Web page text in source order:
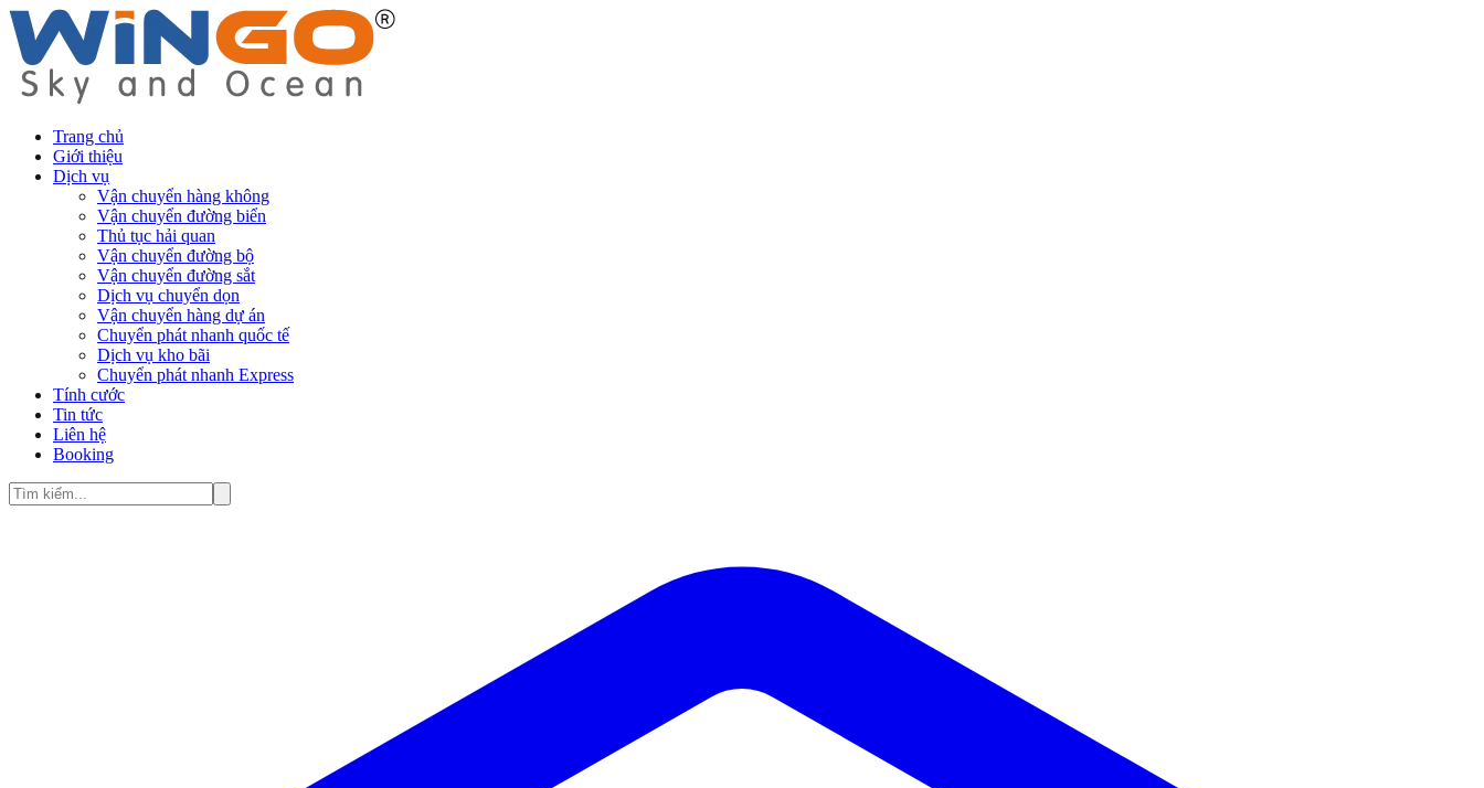
Trang chủ
Giới thiệu
Dịch vụ
Vận chuyển hàng không
Vận chuyển đường biển
Thủ tục hải quan
Vận chuyển đường bộ
Vận chuyển đường sắt
Dịch vụ chuyển dọn
Vận chuyển hàng dự án
Chuyển phát nhanh quốc tế
Dịch vụ kho bãi
Chuyển phát nhanh Express
Tính cước
Tin tức
Liên hệ
Booking